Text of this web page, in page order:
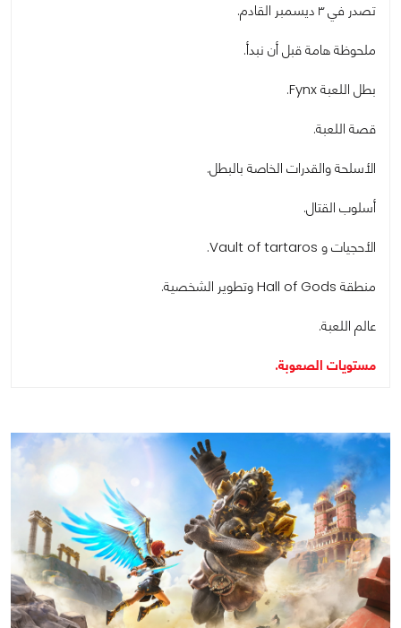
تصدر في ٣ ديسمبر القادم.
ملحوظة هامة قبل أن نبدأ.
بطل اللعبة Fynx.
قصة اللعبة.
الأسلحة والقدرات الخاصة بالبطل.
أسلوب القتال.
الأحجيات و Vault of tartaros.
منطقة Hall of Gods وتطوير الشخصية.
عالم اللعبة.
مستويات الصعوبة.